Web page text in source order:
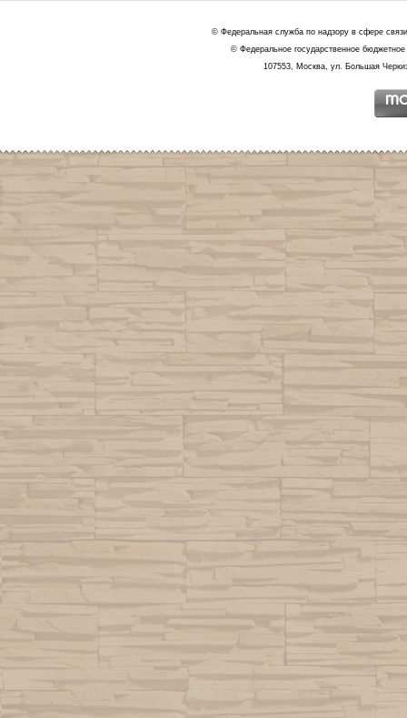
© Федеральная служба по надзору в сфере
© Федеральное государственное
107553, Москва, ул. Большая